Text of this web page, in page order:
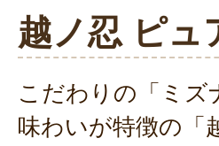
越ノ忍 ピュ
こだわりの「ミズ
味わいが特徴の「